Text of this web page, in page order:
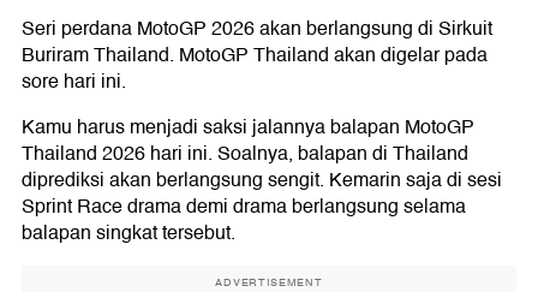
Seri perdana MotoGP 2026 akan berlangsung di Sirkuit
Buriram Thailand. MotoGP Thailand akan digelar pada
sore hari ini.
Kamu harus menjadi saksi jalannya balapan MotoGP
Thailand 2026 hari ini. Soalnya, balapan di Thailand
diprediksi akan berlangsung sengit. Kemarin saja di sesi
Sprint Race drama demi drama berlangsung selama
balapan singkat tersebut.
ADVERTISEMENT